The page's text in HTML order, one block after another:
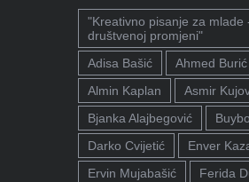
"Kreativno pisanje za mlade
društvenoj promjeni"
Adisa Bašić
Ahmed Burić
Almin Kaplan
Asmir
Bjanka Alajbegović
Darko Cvijetić
Enver
Ervin Mujabašić
Ferida